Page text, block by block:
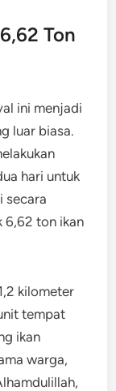
Ton
ini menjadi
luar biasa.
hari untuk
secara
6,62 ton ikan
kilometer
tempat
ikan
warga,